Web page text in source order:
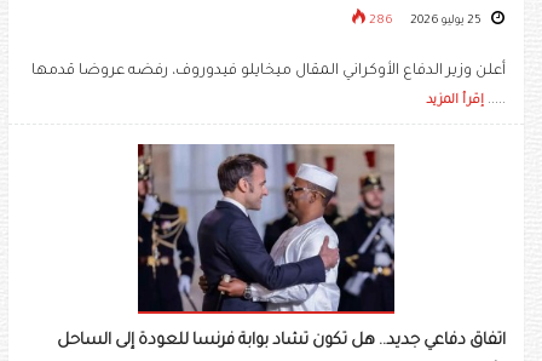
286
أعلن وزير الدفاع الأوكراني المقال ميخايلو فيدوروف، رفضه عروضا قدمها
..... إقرأ المزيد
اتفاق دفاعي جديد.. هل تكون تشاد بوابة فرنسا للعودة إلى الساحل